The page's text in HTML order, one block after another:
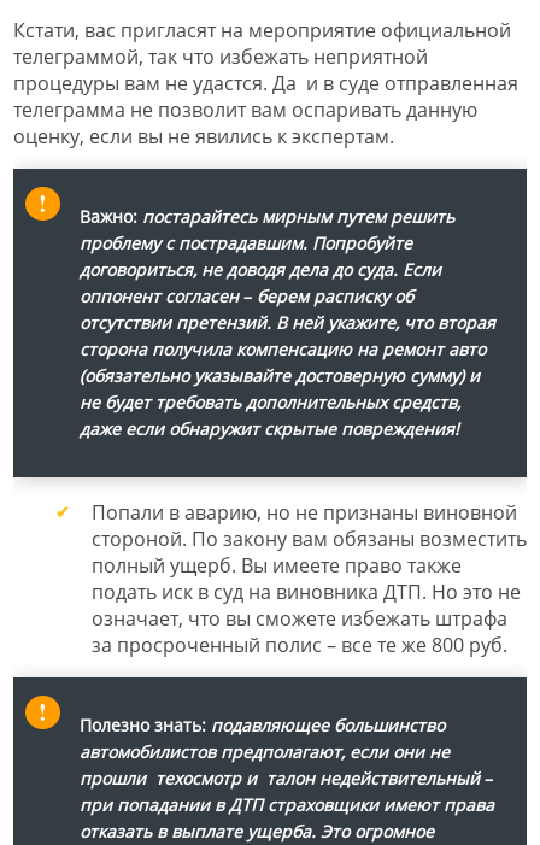
Кстати, вас пригласят на мероприятие официальной
телеграммой, так что избежать неприятной
процедуры вам не удастся. Да и в суде отправленная
телеграмма не позволит вам оспаривать данную
оценку, если вы не явились к экспертам.
Важно: постарайтесь мирным путем решить
проблему с пострадавшим. Попробуйте
договориться, не доводя дела до суда. Если
оппонент согласен– берем расписку об
отсутствии претензий. В ней укажите, что вторая
сторона получила компенсацию на ремонт авто
(обязательно указывайте достоверную сумму) и
не будет требовать дополнительных средств,
даже если обнаружит скрытые повреждения!
Попали в аварию, но не признаны виновной
стороной. По закону вам обязаны возместить
полный ущерб. Вы имеете право также
подать иск в суд на виновника ДТП. Но это не
означает, что вы сможете избежать штрафа
за просроченный полис – все те же 800 руб.
Полезно знать: подавляющее большинство
автомобилистов предполагают, если они не
прошли техосмотр и талон недействительный–
при попадании в ДТП страховщики имеют права
отказать в выплате ущерба. Это огромное